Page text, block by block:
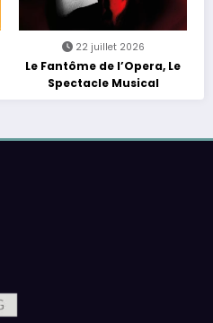
22 juillet 2026
Le Fantôme de l’Opera, Le
Spectacle Musical